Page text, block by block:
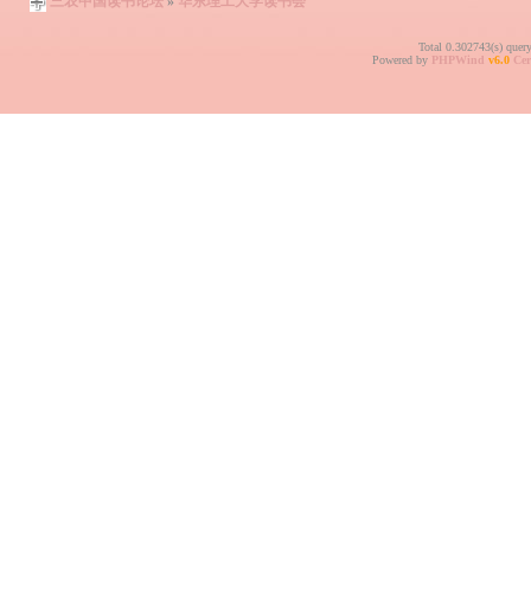
Total 0.302743(s)
Powered by PHPWind v6.0